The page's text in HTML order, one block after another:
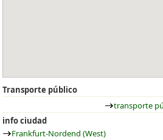
Transporte público
transporte
info ciudad
Frankfurt-Nordend (West)